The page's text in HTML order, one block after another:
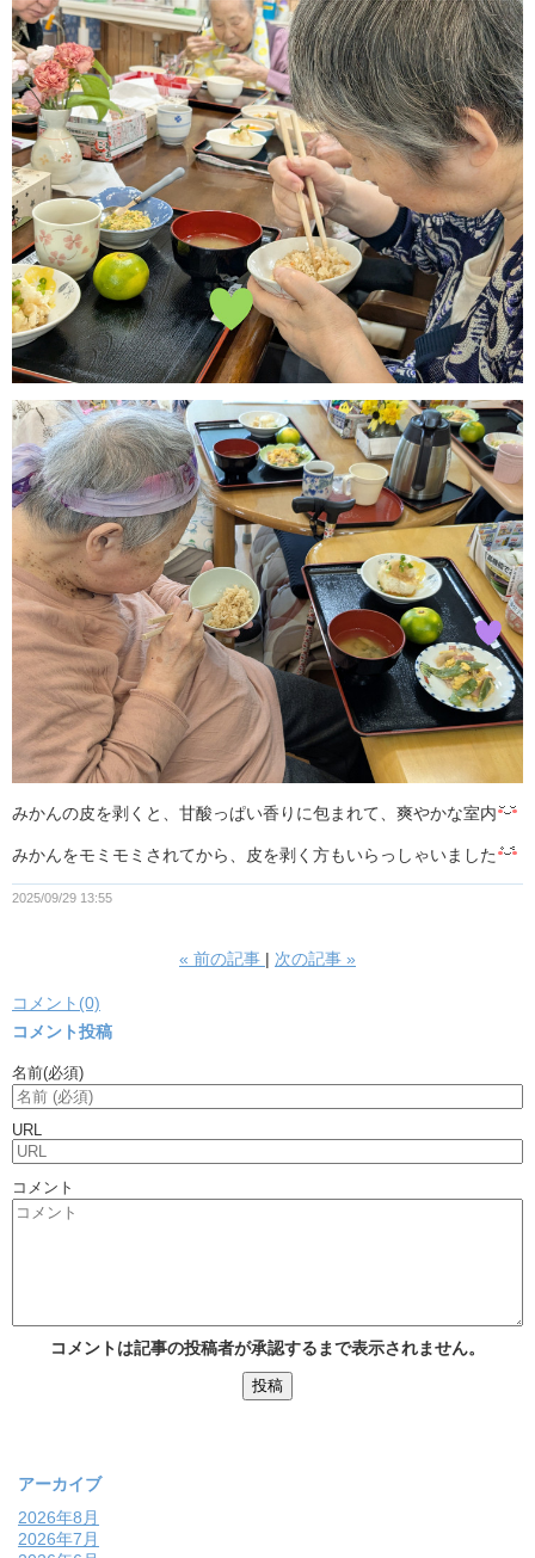
みかんの皮を剥くと、甘酸っぱい香りに包まれて、爽やかな室内
みかんをモミモミされてから、皮を剥く方もいらっしゃいました
2025/09/29 13:55
« 前の記事 次の記事 »
コメント(0)
コメント投稿
名前(必須)
URL
コメント
コメントは記事の投稿者が承認するまで表示されません。
アーカイブ
2026年8月
2026年7月